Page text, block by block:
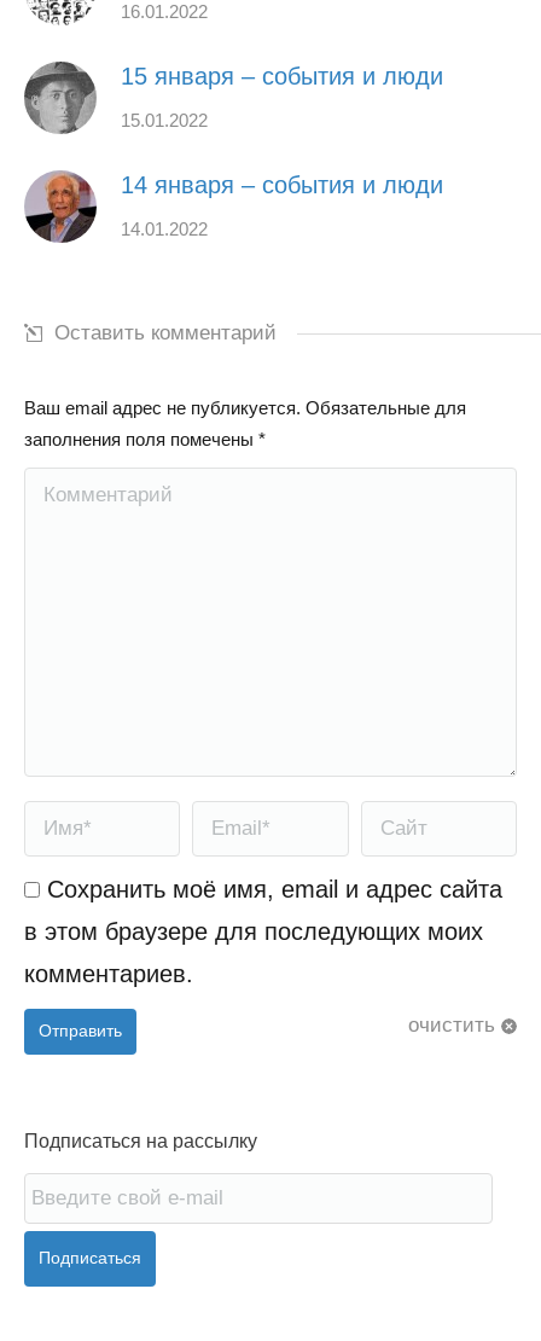
16.01.2022
15 января – события и люди
15.01.2022
14 января – события и люди
14.01.2022
Оставить комментарий
Ваш email адрес не публикуется. Обязательные для
заполнения поля помечены *
Комментарий
Имя * Email * Сайт
Сохранить моё имя, email и адрес сайта
в этом браузере для последующих моих
комментариев.
очистить
Отправить
Подписаться на рассылку
Подписаться